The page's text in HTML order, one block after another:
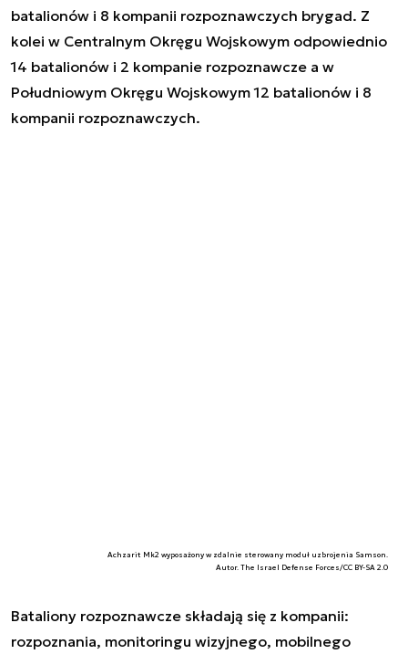
batalionów i 8 kompanii rozpoznawczych brygad. Z
kolei w Centralnym Okręgu Wojskowym odpowiednio
14 batalionów i 2 kompanie rozpoznawcze a w
Południowym Okręgu Wojskowym 12 batalionów i 8
kompanii rozpoznawczych.
Achzarit Mk2 wyposażony w zdalnie sterowany moduł uzbrojenia Samson.
Autor. The Israel Defense Forces/CC BY-SA 2.0
Bataliony rozpoznawcze składają się z kompanii:
rozpoznania, monitoringu wizyjnego, mobilnego